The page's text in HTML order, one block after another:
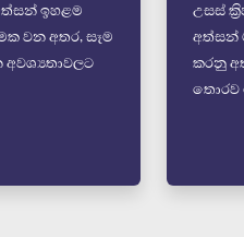
ඉහළම
වන අතර, සෑම
උසස්
අත්සන්
කරනු
තොරව